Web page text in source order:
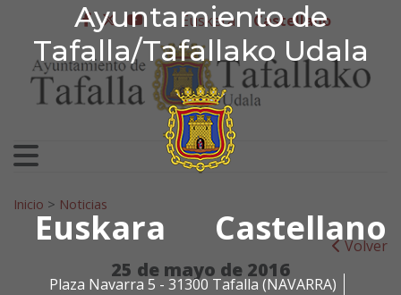
Ayuntamiento de
Tafalla/Tafallako Udala
Euskara Castellano
Plaza Navarra 5 - 31300 Tafalla (NAVARRA)
Ir al contenido
Ayuntamiento de
facebook
twitter
youtube
Euskera Castellano
Search for:
Inicio > Noticias
Volver
25 de mayo de 2016